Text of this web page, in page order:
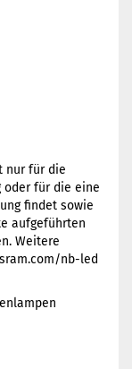
nur für die
oder für die eine
findet sowie
aufgeführten
Weitere
nb-led